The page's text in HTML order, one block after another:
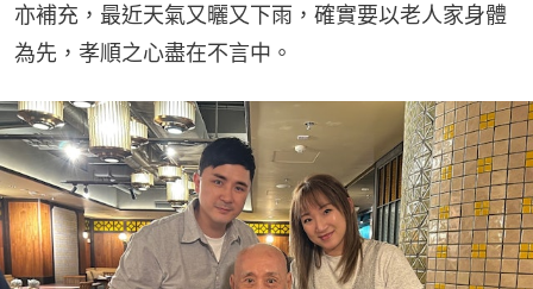
亦補充，最近天氣又曬又下雨，確實要以老人家身體
為先，孝順之心盡在不言中。